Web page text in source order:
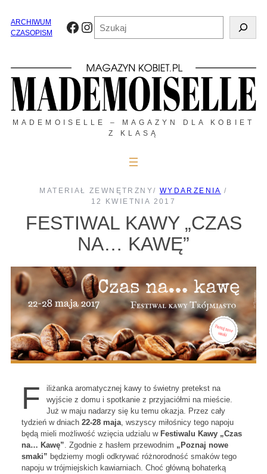
treściARCHIWUM
CZASOPISM
Facebook
Instagram
MADEMOISELLE – MAGAZYN DLA KOBIET
Z KLASĄ
MATERIAŁ ZEWNĘTRZNY/ WYDARZENIA /
12 KWIETNIA 2017
FESTIWAL KAWY „CZAS
NA… KAWĘ”
F iliżanka aromatycznej kawy to świetny pretekst na
wyjście z domu i spotkanie z przyjaciółmi na mieście.
Już w maju nadarzy się ku temu okazja. Przez cały
tydzień w dniach 22-28 maja, wszyscy miłośnicy tego napoju
będą mieli możliwość wzięcia udzialu w Festiwalu Kawy „Czas
na… Kawę”. Zgodnie z hasłem przewodnim „Poznaj nowe
smaki” będziemy mogli odkrywać różnorodność smaków tego
napoju w trójmiejskich kawiarniach. Choć główną bohaterką